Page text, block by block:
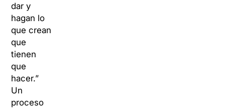
dar y
hagan lo
que crean
que
tienen
que
hacer.”
Un
proceso